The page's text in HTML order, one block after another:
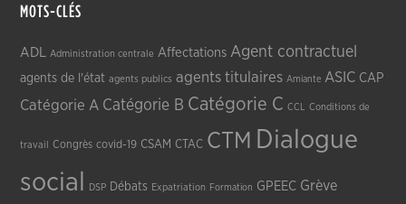
MOTS-CLÉS
ADL Administration centrale Affectations Agent contractuel
agents de l'état agents publics agents titulaires Amiante ASIC CAP
Catégorie A Catégorie B Catégorie C CCL Conditions de
travail Congrès covid-19 CSAM CTAC CTM Dialogue
social
DSP Débats Expatriation Formation GPEEC Grève